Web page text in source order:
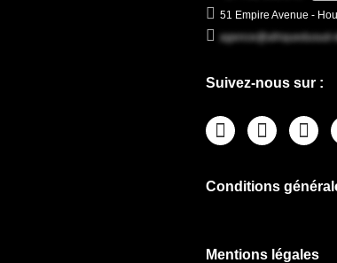
51 Empire Avenue -
agence@afriquedusud-
Suivez-nous sur :
Conditions
Mentions légales